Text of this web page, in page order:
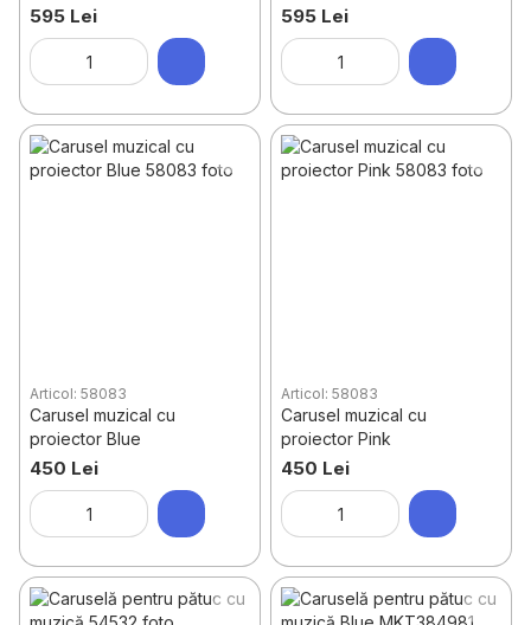
595 Lei 595 Lei
Articol: 58083
Carusel muzical cu
proiector Blue
450 Lei
Articol: 58083
Carusel muzical cu
proiector Pink
450 Lei